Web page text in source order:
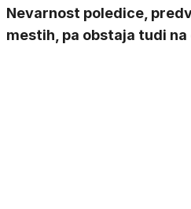
Nevarnost poledice,
mestih, pa obstaja tudi